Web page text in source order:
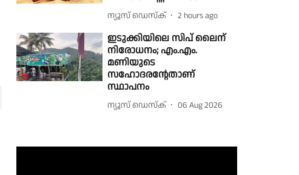
ന്യൂസ് ഡെസ്ക് 2 hours ago
ഇടുക്കിയിലെ സിപ് ലൈന്
നിരോധനം; എം.എം.
മണിയുടെ
സഹോദരൻ്റേതാണ്
സ്ഥാപനം
ന്യൂസ് ഡെസ്ക് 06 Aug 2026